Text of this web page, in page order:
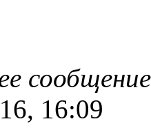
16:09